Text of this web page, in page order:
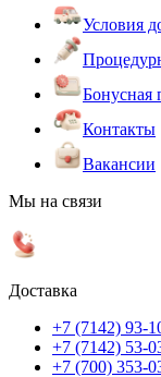
Условия
Бонусная
Контакты
Вакансии
Мы на связи
Доставка
+7 (7142) 93-
+7 (7142) 53-
+7 (700) 353-